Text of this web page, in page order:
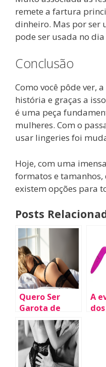
remete a fartura
dinheiro. Mas por ser
pode ser usada no
Conclusão
Como você pôde ver,
história e graças a
é uma peça
mulheres. Com o
usar lingeries foi
Hoje, com uma
formatos e tamanhos,
existem opções para
Posts
Quero Ser
Garota de
Programa
A